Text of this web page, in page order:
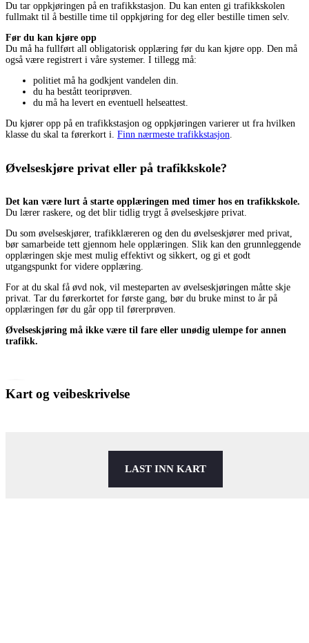
Du tar oppkjøringen på en trafikkstasjon. Du kan enten gi trafikkskolen
fullmakt til å bestille time til oppkjøring for deg eller bestille timen selv.
Før du kan kjøre opp
Du må ha fullført all obligatorisk opplæring før du kan kjøre opp. Den må
også være registrert i våre systemer. I tillegg må:
politiet må ha godkjent vandelen din.
du ha bestått teoriprøven.
du må ha levert en eventuell helseattest.
Du kjører opp på en trafikkstasjon og oppkjøringen varierer ut fra hvilken
klasse du skal ta førerkort i. Finn nærmeste trafikkstasjon
Øvelseskjøre privat eller på trafikkskole?
Det kan være lurt å starte opplæringen med timer hos en trafikkskole.
Du lærer raskere, og det blir tidlig trygt å øvelseskjøre privat.
Du som øvelseskjører, trafikklæreren og den du øvelseskjører med privat,
bør samarbeide tett gjennom hele opplæringen. Slik kan den grunnleggende
opplæringen skje mest mulig effektivt og sikkert, og gi et godt
utgangspunkt for videre opplæring.
For at du skal få øvd nok, vil mesteparten av øvelseskjøringen måtte skje
privat. Tar du førerkortet for første gang, bør du bruke minst to år på
opplæringen før du går opp til førerprøven.
Øvelseskjøring må ikke være til fare eller unødig ulempe for annen
trafikk.
Kart og veibeskrivelse
LAST INN KART